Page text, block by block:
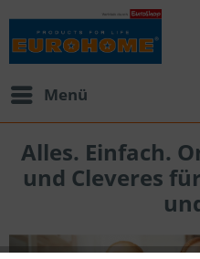
Menü
Alles. Einfach.
und Cleveres